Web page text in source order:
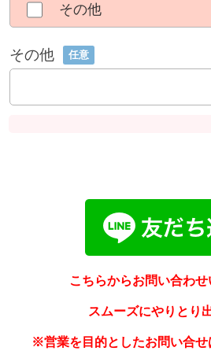
その他
その他 任意
こちらからお問い合わせ
スムーズにやりとり
※営業を目的としたお問い合